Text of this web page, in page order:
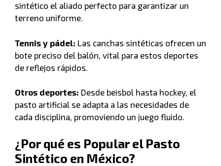
sintético el aliado perfecto para garantizar un
terreno uniforme.
Tennis y pádel: Las canchas sintéticas ofrecen un
bote preciso del balón, vital para estos deportes
de reflejos rápidos.
Otros deportes: Desde beisbol hasta hockey, el
pasto artificial se adapta a las necesidades de
cada disciplina, promoviendo un juego fluido.
¿Por qué es Popular el Pasto
Sintético en México?